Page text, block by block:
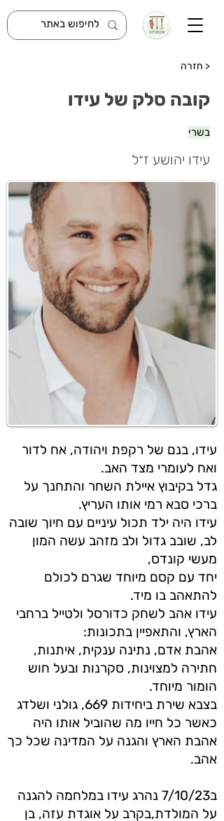
< חזרה
קובה סלק של עידו
בשרי
עידו יהושע ז״ל
עידו, בנם של רקפת ויהודה, אח לדור
ואח לעומרי מצד האב.
גדל בקיבוץ איילת השחר והתחנך על
ברכי סבא רמי אותו העריץ.
עידו היה ילד תכול עיניים עם חיוך שובה
לב, שובב גדול ולב מזהב עשה המון
מעשי קונדס,
יחד עם קסם מיוחד שגרם לכולם
להתאהב בו מיד.
עידו אהב לשחק כדורסל ולטייל ברחבי
הארץ, והתאפיין בתכונות:
אהבת אדם, נתינה ענקית, איתנות,
חתירה למצוינות, סקרנות ובעל חוש
הומור מיוחד.
בצבא שירת ביחידות 669, גולני ושלדג
כאשר כל חייו מה שהוביל אותו היה
אהבת הארץ והגנה על המדינה שכל כך
אהב.
ב7/10/23 נהרג עידו במלחמה להגנה
על המולדת,בקרב על אוגדת עזה, בן